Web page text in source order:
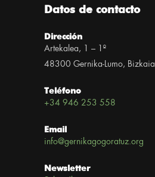
Datos de contacto
Dirección
Artekalea, 1 – 1º
48300 Gernika-Lumo, Bizkaia
Teléfono
+34 946 253 558
Email
info@gernikagogoratuz.org
Newsletter